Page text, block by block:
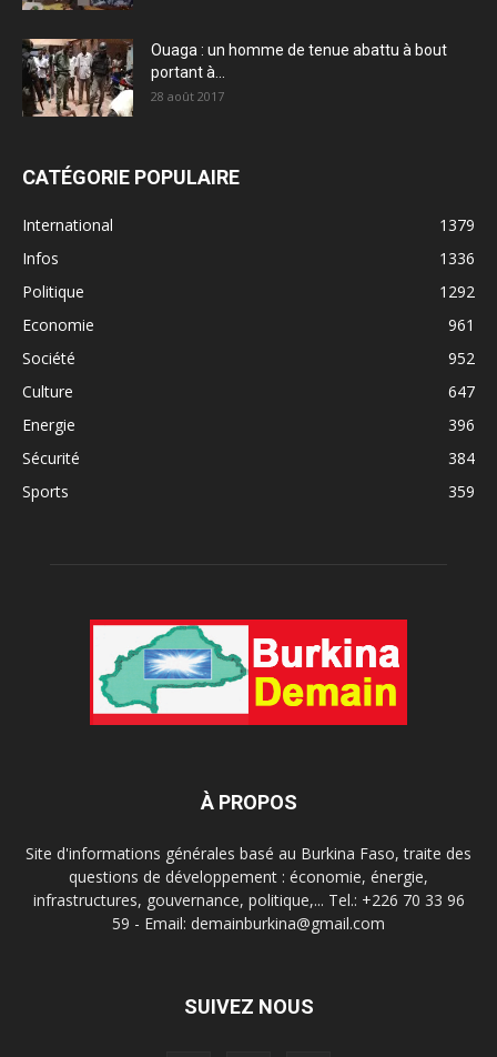
Ouaga : un homme de tenue abattu à bout
portant à...
28 août 2017
CATÉGORIE POPULAIRE
International
1379
Infos
1336
Politique
1292
Economie
961
Société
952
Culture
647
Energie
396
Sécurité
384
Sports
359
À PROPOS
Site d'informations générales basé au Burkina Faso, traite des
questions de développement : économie, énergie,
infrastructures, gouvernance, politique,... Tel.: +226 70 33 96
59 - Email: demainburkina@gmail.com
SUIVEZ NOUS